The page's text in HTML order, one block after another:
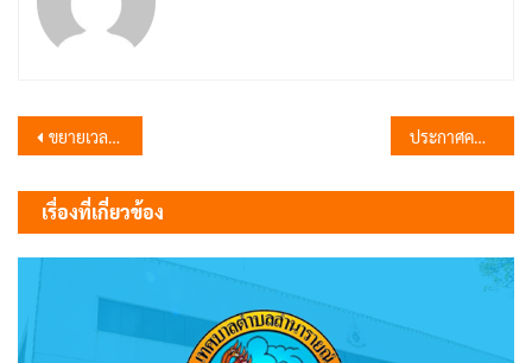
แนะแนว
เรื่อง
ขยายเวลารับสมัครนักเรียนโรงเรียนผู้สูงอายุเทศบาลตำบลลำนารายณ์ ประกาศคณะกรรมการพนักงานเทศบาลจังหวัดลพบุรี เรื่อง หลักเกณฑ์ เงื่อนไข และวิธีการ กำหนดเงินประโยชน์ตอบแทนอื่นเป็นกรณีพิเศษอันมีลักษณะเป็นเงินรางวัลประจำปี สำหรับพนักงานเทศบาล ลูกจ้าง และพนักงานจ้างของเทศบาล (ฉบับที่ 2) พ.ศ. 2566
เรื่องที่เกี่ยวข้อง